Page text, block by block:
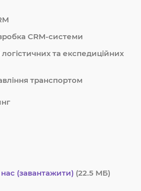
CRM-системи
та експедиційних
транспортом
(завантажити) (22.5 MБ)